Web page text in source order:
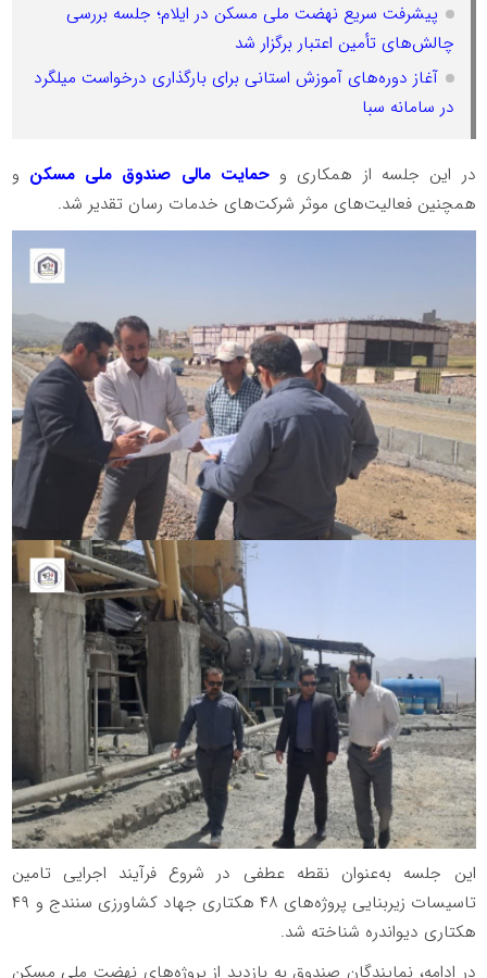
پیشرفت سریع نهضت ملی مسکن در ایلام؛ جلسه بررسی
چالش‌های تأمین اعتبار برگزار شد
آغاز دوره‌های آموزش استانی برای بارگذاری درخواست میلگرد
در سامانه سبا
در این جلسه از همکاری وحمایت مالی صندوق ملی مسکن و
همچنین فعالیت‌های موثر شرکت‌های خدمات رسان تقدیر شد.
این جلسه به‌عنوان نقطه عطفی در شروع فرآیند اجرایی تامین
تاسیسات زیربنایی پروژه‌های ۴۸ هکتاری جهاد کشاورزی سنندج و ۴۹
هکتاری دیواندره شناخته شد.